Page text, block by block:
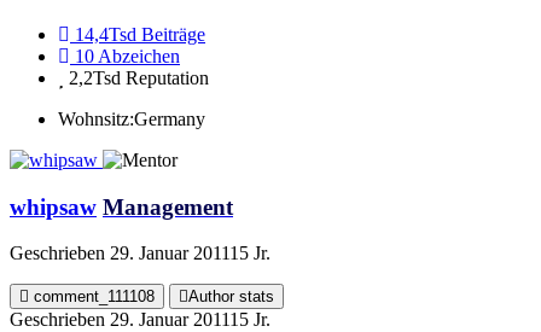
14,4Tsd Beiträge
10 Abzeichen
2,2Tsd Reputation
Wohnsitz:Germany
whipsaw Management
Geschrieben 29. Januar 201115 Jr.
comment_111108 Author stats
Geschrieben 29. Januar 201115 Jr.